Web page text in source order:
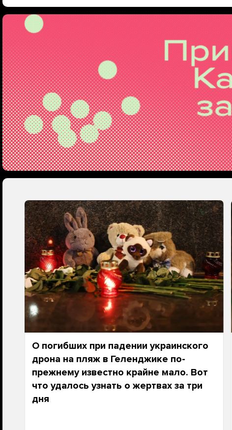
О погибших при падении украинского
дрона на пляж в Геленджике по-
прежнему известно крайне мало. Вот
что удалось узнать о жертвах за три
дня